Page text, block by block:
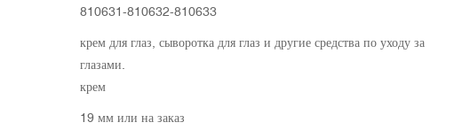
810631-810632-810633
крем для глаз, сыворотка для глаз и другие средства по уходу за
глазами.
крем
19 мм или на заказ